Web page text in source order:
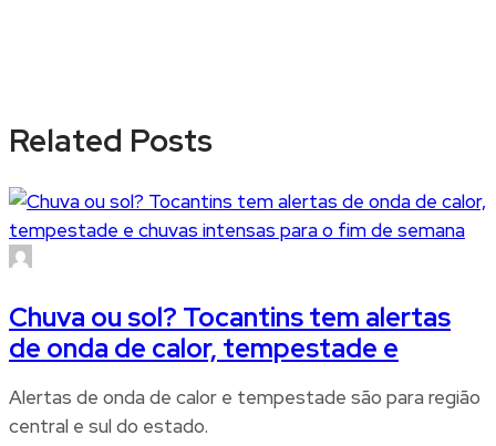
Related Posts
Chuva ou sol? Tocantins tem alertas
de onda de calor, tempestade e
Alertas de onda de calor e tempestade são para região
central e sul do estado.